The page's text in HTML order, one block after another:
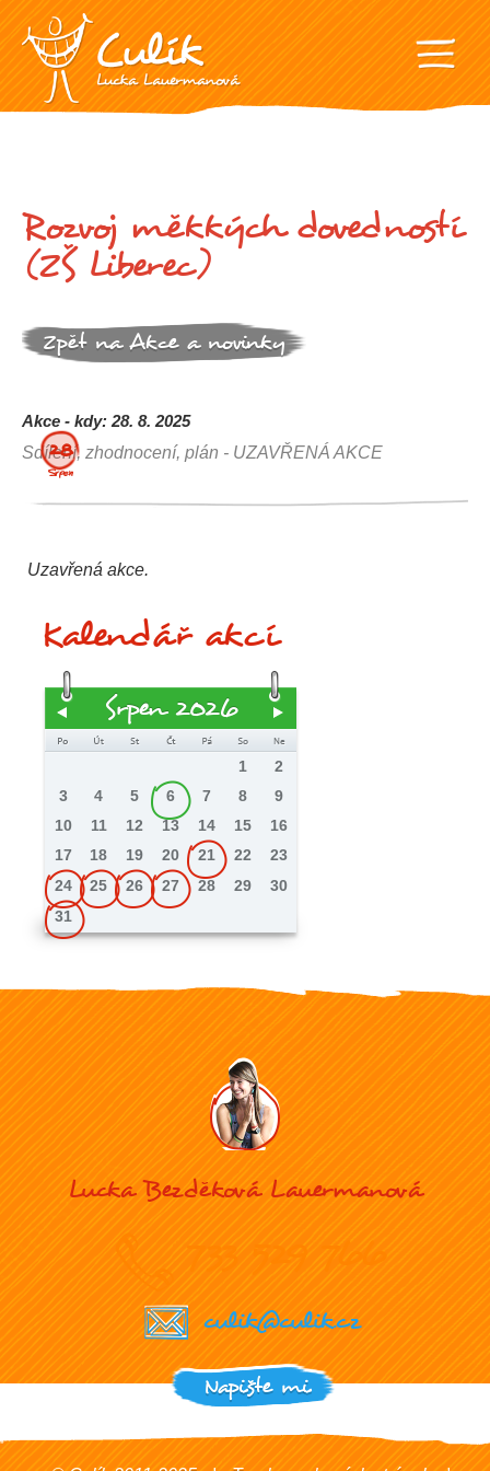
Rozvoj měkkých dovedností
(ZŠ Liberec)
Zpět na Akce a novinky
28.
Srpen
Akce - kdy: 28. 8. 2025
Sdílení, zhodnocení, plán - UZAVŘENÁ AKCE
Uzavřená akce.
Kalendář akcí
Srpen 2026
1
2
3
4 5 6 7 8
9
10
11 12 13 14 15
16
17
18 19 20 21 22
23
24
25 26 27 28 29
30
31
Lucka Bezděková Lauermanová
733 529 766
culik@culik.cz
Napište mi